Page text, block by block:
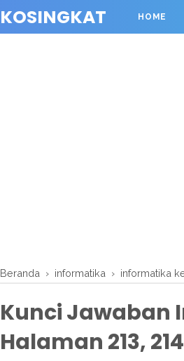
KOSINGKAT HOME
Beranda › informatika › informatika
Kunci Jawaban
Halaman 213,